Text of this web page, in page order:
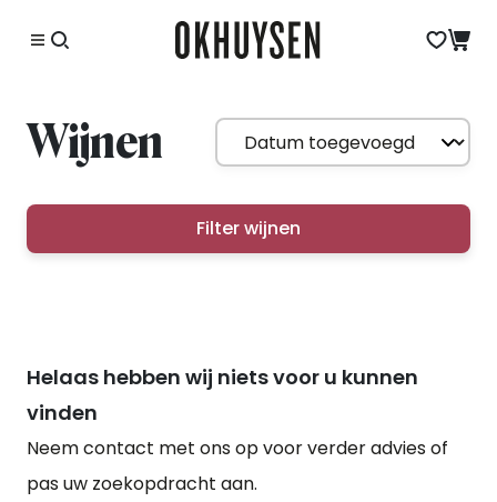
Wijnen
Filter wijnen
Helaas hebben wij niets voor u kunnen
vinden
Neem contact met ons op voor verder advies of
pas uw zoekopdracht aan.